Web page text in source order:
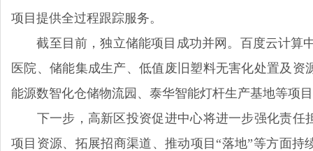
项目提供全过程跟踪服务。
截至目前，独立储能项目成功并网。百度云计算
医院、储能集成生产、低值废旧塑料无害化处置及
能源数智化仓储物流园、泰华智能灯杆生产基地等项
下一步，高新区投资促进中心将进一步强化责任
项目资源、拓展招商渠道、推动项目“落地”等方面